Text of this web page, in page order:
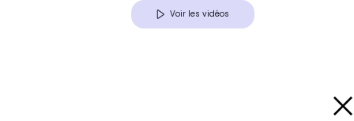
Voir les vidéos